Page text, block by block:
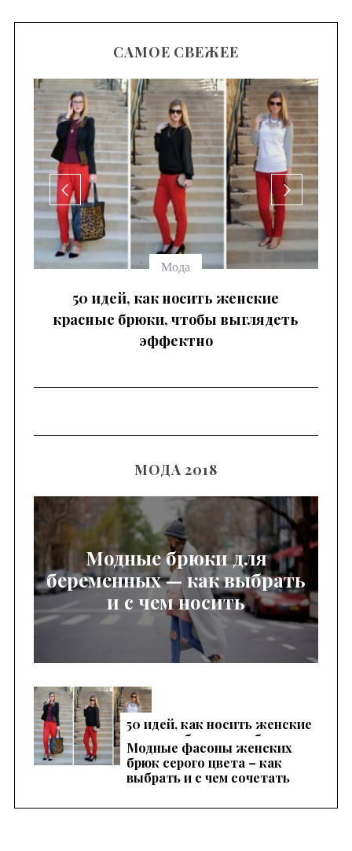
САМОЕ СВЕЖЕЕ
Мода
50 идей, как носить женские
красные брюки, чтобы выглядеть
эффектно
МОДА 2018
Модные брюки для
беременных — как выбрать
и с чем носить
50 идей, как носить женские
красные брюки, чтобы
выглядеть эффектно
Модные фасоны женских
брюк серого цвета – как
выбрать и с чем сочетать